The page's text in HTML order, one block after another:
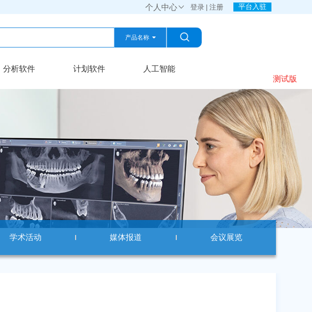
个人中心 登录 | 注册 平台入驻
产品名称
分析软件 计划软件
人工智能
测试版
学术活动 媒体报道 会议展览